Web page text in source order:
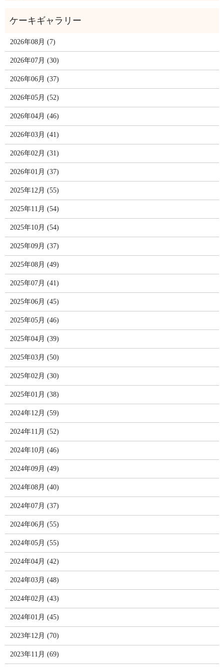
2026年08月 (7)
2026年07月 (30)
2026年06月 (37)
2026年05月 (52)
2026年04月 (46)
2026年03月 (41)
2026年02月 (31)
2026年01月 (37)
2025年12月 (55)
2025年11月 (54)
2025年10月 (54)
2025年09月 (37)
2025年08月 (49)
2025年07月 (41)
2025年06月 (45)
2025年05月 (46)
2025年04月 (39)
2025年03月 (50)
2025年02月 (30)
2025年01月 (38)
2024年12月 (59)
2024年11月 (52)
2024年10月 (46)
2024年09月 (49)
2024年08月 (40)
2024年07月 (37)
2024年06月 (55)
2024年05月 (55)
2024年04月 (42)
2024年03月 (48)
2024年02月 (43)
2024年01月 (45)
2023年12月 (70)
2023年11月 (69)